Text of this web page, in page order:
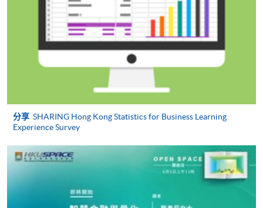
JavaScript程式瀏覽器的電腦上進行。建議選用
Google Chrome瀏覽器。
申請人不應閒置申請超過10分鐘。否則，申請人
必須重新開始整個申請程序。
網上報名只支援「提早報讀優惠」。如需享用其他
報讀優惠，請親臨學院的報名中心報名。
在網上報名過程中，由於提交課程申請和付款在系
統處理上為兩個不同的程序，成功付款並不保證成
快與 閣下聯絡。
申請人應注意，不論親身或網上報讀，相同的課
程/科目只可提交一次申請。
在網上報名過程中，付款成功後，網頁將顯示付款
分享 SHARING Hong Kong Statistics for Business Learning
Experience Survey